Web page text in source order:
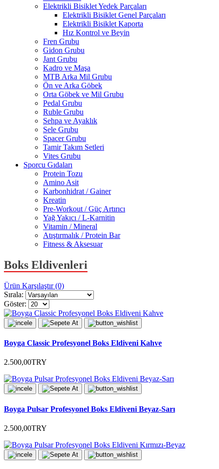
Elektrikli Bisiklet Yedek Parçaları
Elektrikli Bisiklet Genel Parçaları
Elektrikli Bisiklet Kaporta
Hız Kontrol ve Beyin
Fren Grubu
Gidon Grubu
Jant Grubu
Kadro ve Maşa
MTB Arka Mil Grubu
Ön ve Arka Göbek
Orta Göbek ve Mil Grubu
Pedal Grubu
Ruble Grubu
Sehpa ve Ayaklık
Sele Grubu
Spacer Grubu
Tamir Takım Setleri
Vites Grubu
Sporcu Gıdaları
Protein Tozu
Amino Asit
Karbonhidrat / Gainer
Kreatin
Pre-Workout / Güç Artırıcı
Yağ Yakıcı / L-Karnitin
Vitamin / Mineral
Atıştırmalık / Protein Bar
Fitness & Aksesuar
Boks Eldivenleri
Ürün Karşılaştır (0)
Sırala:
Göster:
Boyga Classic Profesyonel Boks Eldiveni Kahve
2.500,00TRY
Boyga Pulsar Profesyonel Boks Eldiveni Beyaz-Sarı
2.500,00TRY